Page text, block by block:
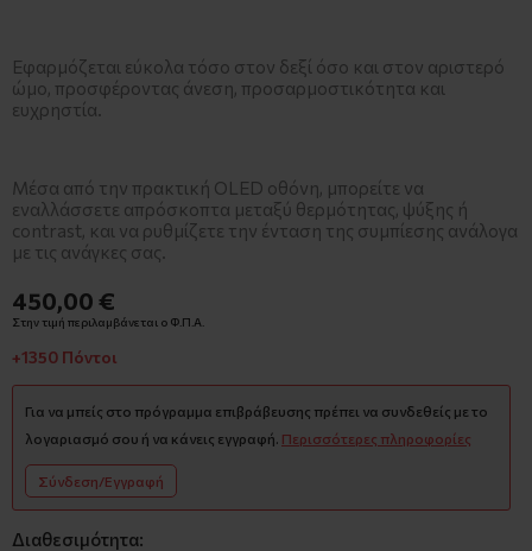
Εφαρμόζεται εύκολα τόσο στον δεξί όσο και στον αριστερό
ώμο, προσφέροντας άνεση, προσαρμοστικότητα και
ευχρηστία.
Μέσα από την πρακτική OLED οθόνη, μπορείτε να
εναλλάσσετε απρόσκοπτα μεταξύ θερμότητας, ψύξης ή
contrast, και να ρυθμίζετε την ένταση της συμπίεσης ανάλογα
με τις ανάγκες σας.
450,00 €
Στην τιμή περιλαμβάνεται ο Φ.Π.Α.
+1350 Πόντοι
Για να μπείς στο πρόγραμμα επιβράβευσης πρέπει να συνδεθείς με το
λογαριασμό σου ή να κάνεις εγγραφή. Περισσότερες πληροφορίες
Σύνδεση/Εγγραφή
Διαθεσιμότητα: